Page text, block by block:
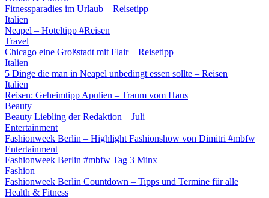
Fitnessparadies im Urlaub – Reisetipp
Italien
Neapel – Hoteltipp #Reisen
Travel
Chicago eine Großstadt mit Flair – Reisetipp
Italien
5 Dinge die man in Neapel unbedingt essen sollte – Reisen
Italien
Reisen: Geheimtipp Apulien – Traum vom Haus
Beauty
Beauty Liebling der Redaktion – Juli
Entertainment
Fashionweek Berlin – Highlight Fashionshow von Dimitri #mbfw
Entertainment
Fashionweek Berlin #mbfw Tag 3 Minx
Fashion
Fashionweek Berlin Countdown – Tipps und Termine für alle
Health & Fitness